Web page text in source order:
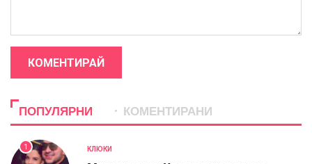
КОМЕНТИРАЙ
ПОПУЛЯРНИ КОМЕНТИРАНИ
1 КЛЮКИ